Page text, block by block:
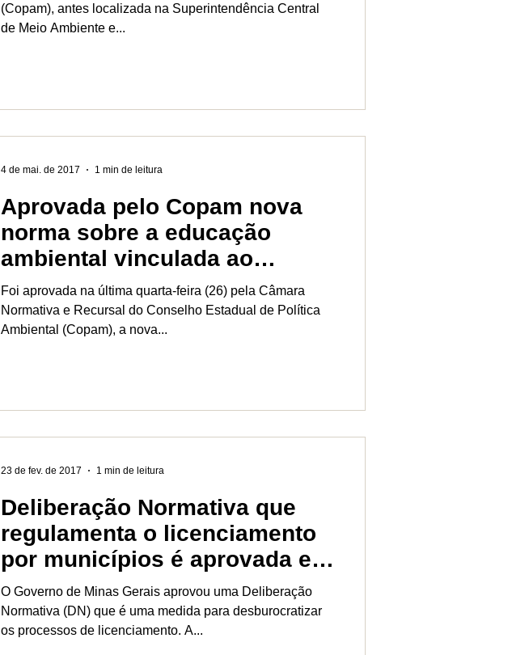
(Copam), antes localizada na Superintendência Central
de Meio Ambiente e...
Aprovada pelo Copam nova
norma sobre a educação
ambiental vinculada ao
licenciamento
Foi aprovada na última quarta-feira (26) pela Câmara
Normativa e Recursal do Conselho Estadual de Política
Ambiental (Copam), a nova...
4 de mai. de 2017 1 min de leitura
Deliberação Normativa que
regulamenta o licenciamento
por municípios é aprovada em
MG
O Governo de Minas Gerais aprovou uma Deliberação
Normativa (DN) que é uma medida para desburocratizar
os processos de licenciamento. A...
23 de fev. de 2017 1 min de leitura